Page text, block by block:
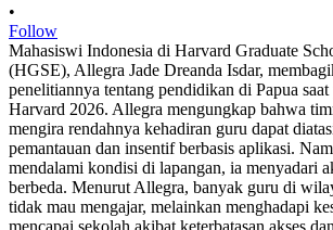
•
Follow
Mahasiswi Indonesia di Harvard Graduate
(HGSE), Allegra Jade Dreanda Isdar,
penelitiannya tentang pendidikan di Papua
Harvard 2026. Allegra mengungkap bahwa
mengira rendahnya kehadiran guru dapat
pemantauan dan insentif berbasis aplikasi.
mendalami kondisi di lapangan, ia menyadari
berbeda. Menurut Allegra, banyak guru di
tidak mau mengajar, melainkan menghadapi
mencapai sekolah akibat keterbatasan akses